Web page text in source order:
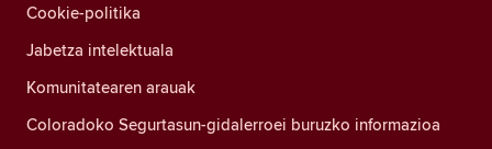
Cookie-politika
Jabetza intelektuala
Komunitatearen arauak
Coloradoko Segurtasun-gidalerroei buruzko informazioa